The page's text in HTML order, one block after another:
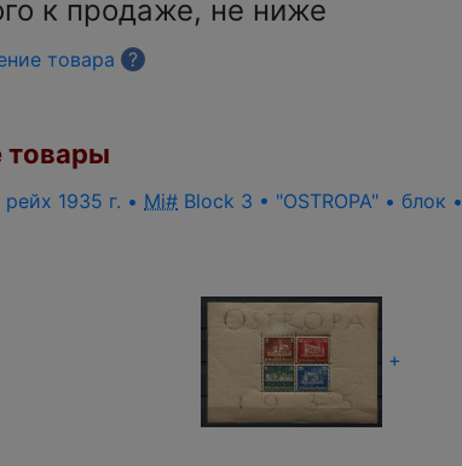
к продаже, не ниже
товара ?
товары
1935 г. • Mi# Block 3 • "OSTROPA" • блок •
+